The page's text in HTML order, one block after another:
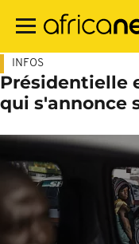
contenu
INFOS
Présidentielle
qui s'annonce